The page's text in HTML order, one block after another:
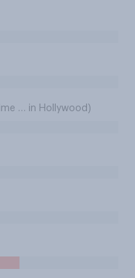
… in Hollywood)